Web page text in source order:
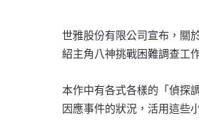
世雅股份有限公司宣布，關
紹主角八神挑戰困難調查工
本作中有各式各樣的「偵探
因應事件的狀況，活用這些